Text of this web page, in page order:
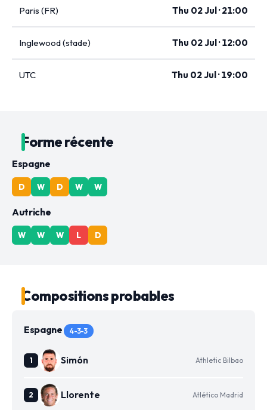
Paris (FR) Thu 02 Jul · 21:00
Inglewood (stade) Thu 02 Jul · 12:00
UTC Thu 02 Jul · 19:00
Forme récente
Espagne
D W D W W
Autriche
W W W L D
Compositions probables
Espagne 4-3-3
Simón Athletic Bilbao
Llorente Atlético Madrid